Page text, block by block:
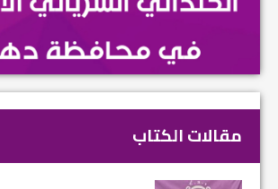
مقالات الكتاب